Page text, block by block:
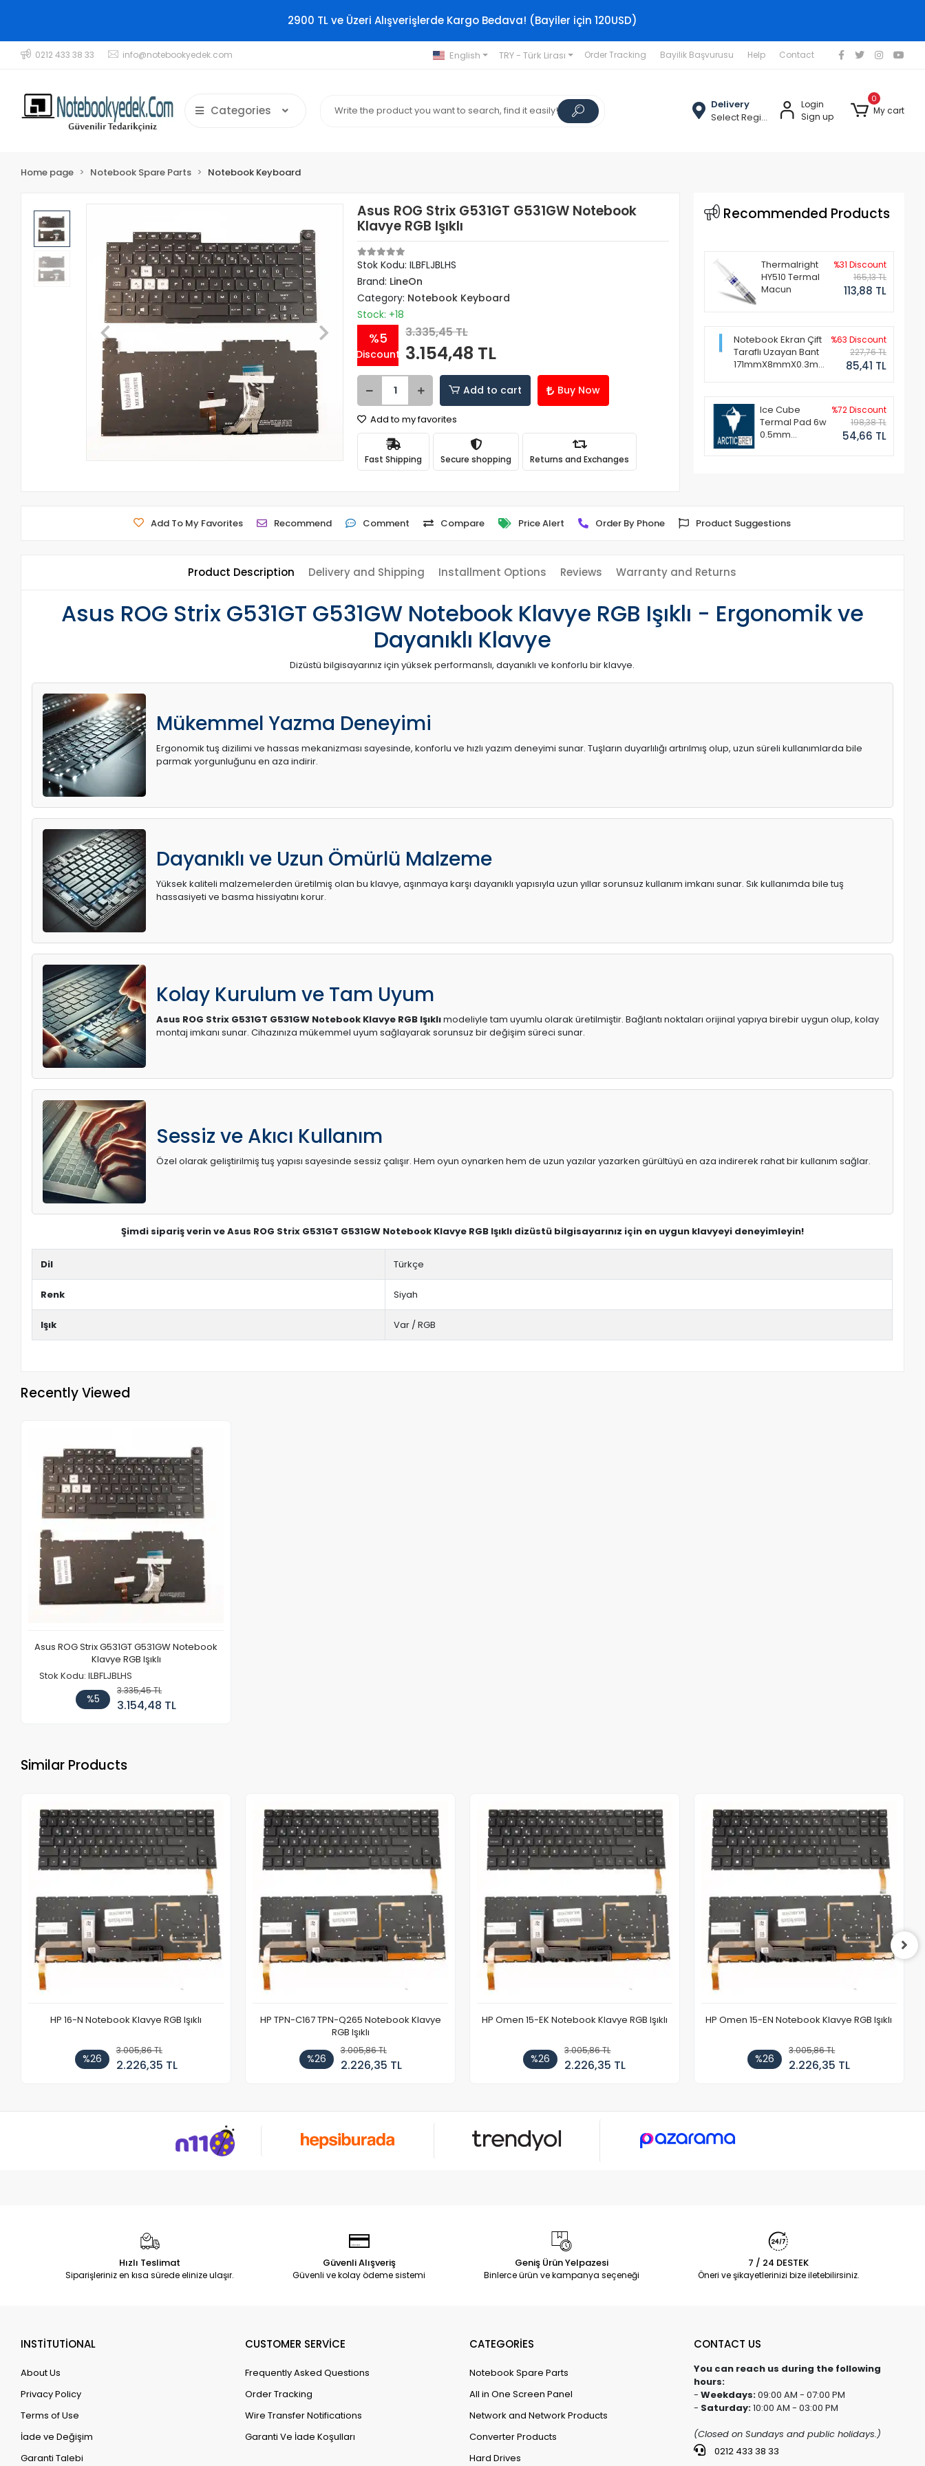
2900 TL ve Üzeri Alışverişlerde Kargo Bedava! (Bayiler için 120USD)
0212 433 38 33 info@notebookyedek.com English TRY - Türk Lirası Order Tracking Bayilik Başvurusu Help Contact
Categories
Delivery
Select Region
Login
Sign up
0
My cart
Home page Notebook Spare Parts Notebook Keyboard
Asus ROG Strix G531GT G531GW Notebook
Klavye RGB Işıklı
Stok Kodu: ILBFLJBLHS
Brand: LineOn
Category: Notebook Keyboard
Stock: +18
%5
Discount
3.335,45 TL
3.154,48 TL
Add to cart Buy Now
Add to my favorites
Fast Shipping Secure shopping Returns and Exchanges
Recommended Products
Thermalright
HY510 Termal
Macun
%31 Discount
165,13 TL
113,88 TL
Notebook Ekran Çift
Taraflı Uzayan Bant
171mmX8mmX0.3mm
%63 Discount
227,76 TL
85,41 TL
Ice Cube
Termal Pad 6w
0.5mm
%72 Discount
198,38 TL
54,66 TL
Add To My Favorites Recommend Comment Compare Price Alert Order By Phone Product Suggestions
Product Description Delivery and Shipping Installment Options Reviews Warranty and Returns
Asus ROG Strix G531GT G531GW Notebook Klavye RGB Işıklı - Ergonomik ve
Dayanıklı Klavye
Dizüstü bilgisayarınız için yüksek performanslı, dayanıklı ve konforlu bir klavye.
Mükemmel Yazma Deneyimi
Ergonomik tuş dizilimi ve hassas mekanizması sayesinde, konforlu ve hızlı yazım deneyimi sunar. Tuşların duyarlılığı artırılmış olup, uzun süreli kullanımlarda bile
parmak yorgunluğunu en aza indirir.
Dayanıklı ve Uzun Ömürlü Malzeme
Yüksek kaliteli malzemelerden üretilmiş olan bu klavye, aşınmaya karşı dayanıklı yapısıyla uzun yıllar sorunsuz kullanım imkanı sunar. Sık kullanımda bile tuş
hassasiyeti ve basma hissiyatını korur.
Kolay Kurulum ve Tam Uyum
Asus ROG Strix G531GT G531GW Notebook Klavye RGB Işıklımodeliyle tam uyumlu olarak üretilmiştir. Bağlantı noktaları orijinal yapıya birebir uygun olup, kolay
montaj imkanı sunar. Cihazınıza mükemmel uyum sağlayarak sorunsuz bir değişim süreci sunar.
Sessiz ve Akıcı Kullanım
Özel olarak geliştirilmiş tuş yapısı sayesinde sessiz çalışır. Hem oyun oynarken hem de uzun yazılar yazarken gürültüyü en aza indirerek rahat bir kullanım sağlar.
Şimdi sipariş verin ve Asus ROG Strix G531GT G531GW Notebook Klavye RGB Işıklı dizüstü bilgisayarınız için en uygun klavyeyi deneyimleyin!
Dil Türkçe
Renk Siyah
Işık Var / RGB
Recently Viewed
Asus ROG Strix G531GT G531GW Notebook
Klavye RGB Işıklı
Stok Kodu: ILBFLJBLHS
%5
3.335,45 TL
3.154,48 TL
Similar Products
HP 16-N Notebook Klavye RGB Işıklı
%26
3.005,86 TL
2.226,35 TL
HP TPN-C167 TPN-Q265 Notebook Klavye
RGB Işıklı
%26
3.005,86 TL
2.226,35 TL
HP Omen 15-EK Notebook Klavye RGB Işıklı
%26
3.005,86 TL
2.226,35 TL
HP Omen 15-EN Notebook Klavye RGB Işıklı
%26
3.005,86 TL
2.226,35 TL
Hızlı Teslimat
Siparişleriniz en kısa sürede elinize ulaşır.
Güvenli Alışveriş
Güvenli ve kolay ödeme sistemi
Geniş Ürün Yelpazesi
Binlerce ürün ve kampanya seçeneği
7 / 24 DESTEK
Öneri ve şikayetlerinizi bize iletebilirsiniz.
INSTİTUTİONAL
About Us
Privacy Policy
Terms of Use
İade ve Değişim
Garanti Talebi
CUSTOMER SERVİCE
Frequently Asked Questions
Order Tracking
Wire Transfer Notifications
Garanti Ve İade Koşulları
CATEGORİES
Notebook Spare Parts
All in One Screen Panel
Network and Network Products
Converter Products
Hard Drives
CONTACT US
You can reach us during the following
hours:
- Weekdays:09:00 AM - 07:00 PM
- Saturday:10:00 AM - 03:00 PM
(Closed on Sundays and public holidays.)
0212 433 38 33